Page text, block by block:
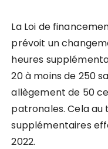
La Loi de
prévoit un
heures
20 à moins de 250
allègement de 50
patronales. Cela au
supplémentaires
2022.